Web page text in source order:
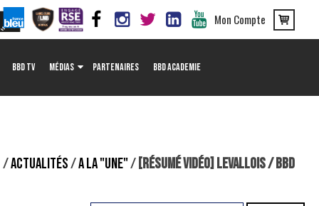
Mon Compte
BBD TV MÉDIAS PARTENAIRES BBD ACADEMIE
/ACTUALITÉS/A LA "UNE"/ [RÉSUMÉ VIDÉO] LEVALLOIS / BBD